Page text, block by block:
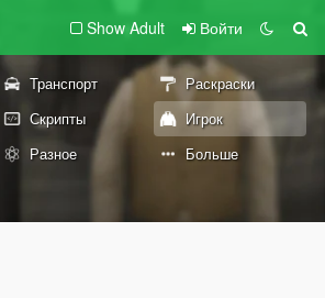
Show Adult Войти
Транспорт
Раскраски
Скрипты
Игрок
Разное Больше